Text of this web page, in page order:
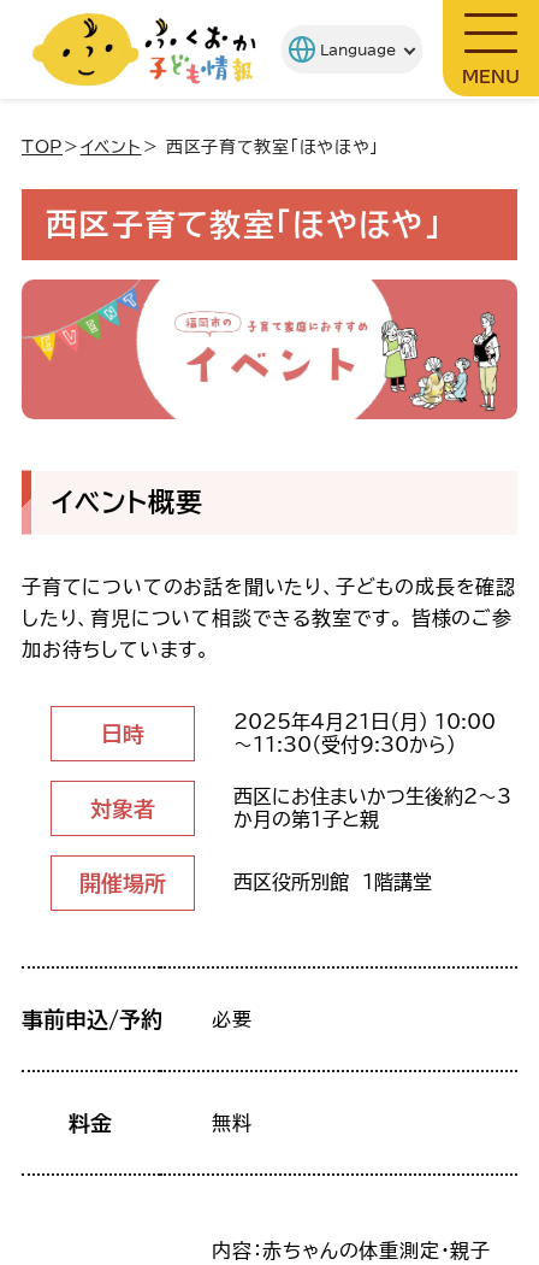
MENU
TOP ＞ イベント ＞ 西区子育て教室「ほやほや」
西区子育て教室「ほやほや」
イベント概要
子育てについてのお話を聞いたり、子どもの成長を確認
したり、育児について相談できる教室です。 皆様のご参
加お待ちしています。
日時
2025年4月21日（月） 10:00
～11:30（受付9:30から）
対象者
西区にお住まいかつ生後約2～3
か月の第1子と親
開催場所 西区役所別館 1階講堂
事前申込/予約 必要
料金 無料
内容：赤ちゃんの体重測定・親子